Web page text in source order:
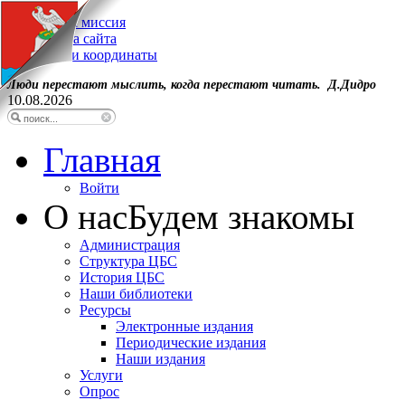
Наша миссия
Карта сайта
Наши координаты
Люди перестают мыслить, когда перестают читать. Д.Дидро
10.08.2026
Главная
Войти
О насБудем знакомы
Администрация
Структура ЦБС
История ЦБС
Наши библиотеки
Ресурсы
Электронные издания
Периодические издания
Наши издания
Услуги
Опрос